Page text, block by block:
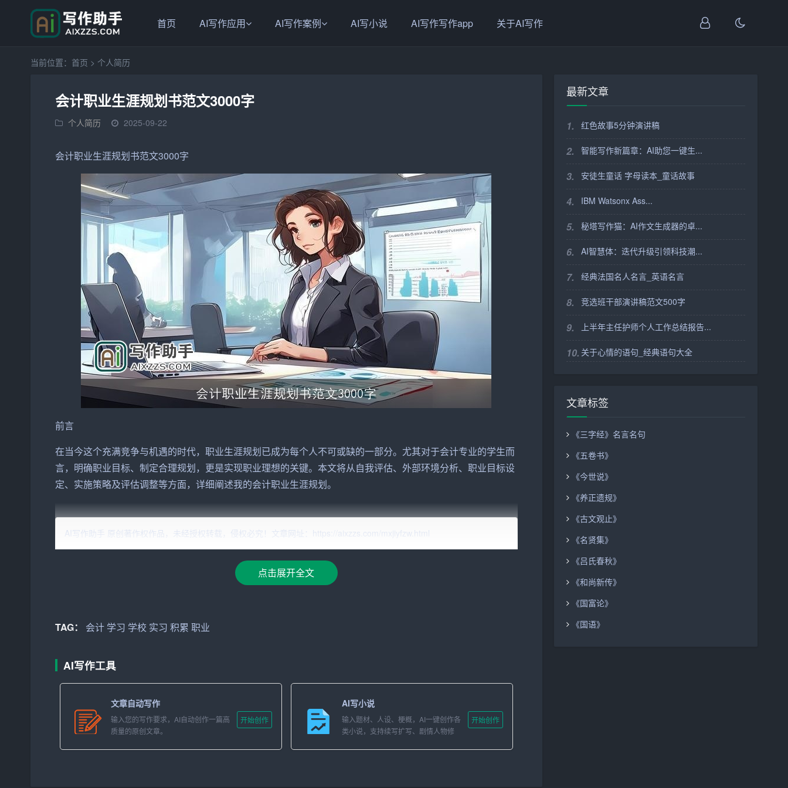
首页 AI写作应用 AI写作案例 AI写小说 AI写作写作app 关于AI写作
当前位置： 首页 > 个人简历
会计职业生涯规划书范文3000字
个人简历 2025-09-22
会计职业生涯规划书范文3000字
前言
在当今这个充满竞争与机遇的时代，职业生涯规划已成为每个人不可或缺的一部分。尤其对于会计专业的学生而
言，明确职业目标、制定合理规划，更是实现职业理想的关键。本文将从自我评估、外部环境分析、职业目标设
定、实施策略及评估调整等方面，详细阐述我的会计职业生涯规划。
一、自我评估
1. 个人背景
我是一名会计专业的大学生，自入学以来，对会计学产生了浓厚的兴趣。通过系统的
本理论和实务操作技能，具备了一定的专业素养。
我性格沉稳、细心，具有较强的责任心和执行力。在处理复杂问题时，能够保持冷静，善于分析和解决问题。此
3. 优势与劣势
– 专业知识扎实：通过系统的学习，掌握了会计学的基本理论和实务操作技能。
– 学习能力强：能够快速接受新知识，适应新环境。
AI写作助手 原创著作权作品，未经授权转载，侵权必究！文章网址：https://aixzzs.com/mxjiyfzw.html
点击展开全文
TAG： 会计 学习 学校 实习 积累 职业
AI写作工具
文章自动写作
输入您的写作要求，AI自动创作一篇高
质量的原创文章。
开始创作
AI写小说
输入题材、人设、梗概，AI一键创作各
类小说，支持续写扩写、剧情人物修
开始创作
最新文章
1. 红色故事5分钟演讲稿
2. 智能写作新篇章：AI助您一键生...
3. 安徒生童话 字母读本_童话故事
4. IBM Watsonx Ass...
5. 秘塔写作猫：AI作文生成器的卓...
6. AI智慧体：迭代升级引领科技潮...
7. 经典法国名人名言_英语名言
8. 竞选班干部演讲稿范文500字
9. 上半年主任护师个人工作总结报告...
10. 关于心情的语句_经典语句大全
文章标签
《三字经》名言名句
《五卷书》
《今世说》
《养正遗规》
《古文观止》
《名贤集》
《吕氏春秋》
《和尚新传》
《国富论》
《国语》